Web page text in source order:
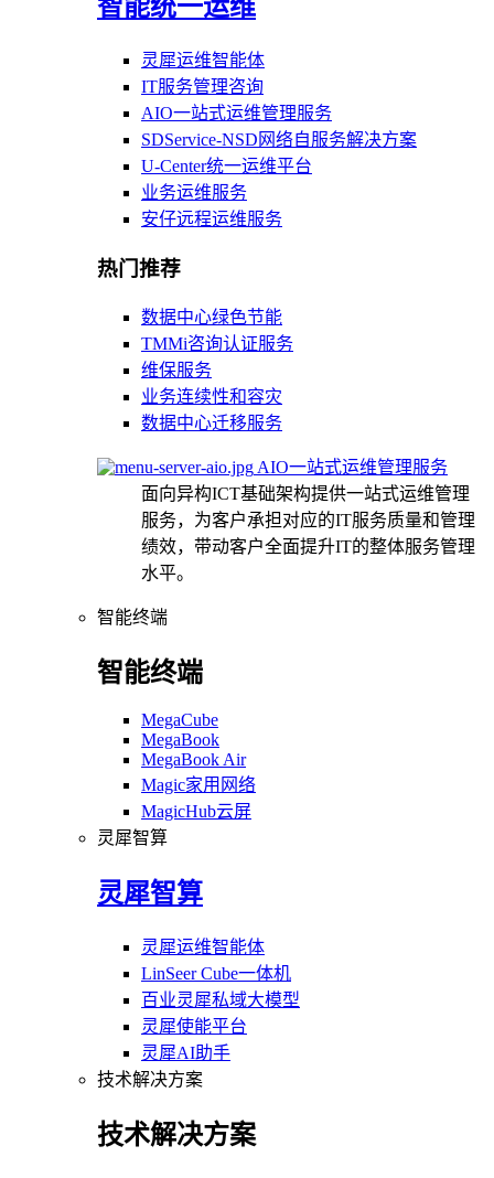
智能统一运维
灵犀运维智能体
IT服务管理咨询
AIO一站式运维管理服务
SDService-NSD网络自服务解决方案
U-Center统一运维平台
业务运维服务
安仔远程运维服务
热门推荐
数据中心绿色节能
TMMi咨询认证服务
维保服务
业务连续性和容灾
数据中心迁移服务
AIO一站式运维管理服务
面向异构ICT基础架构提供一站式运维管理
服务，为客户承担对应的IT服务质量和管理
绩效，带动客户全面提升IT的整体服务管理
水平。
智能终端
智能终端
MegaCube
MegaBook
MegaBook Air
Magic家用网络
MagicHub云屏
灵犀智算
灵犀智算
灵犀运维智能体
LinSeer Cube一体机
百业灵犀私域大模型
灵犀使能平台
灵犀AI助手
技术解决方案
技术解决方案